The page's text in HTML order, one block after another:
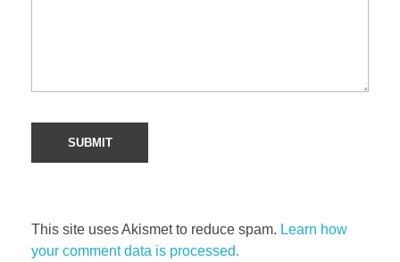
This site uses Akismet to reduce spam. Learn how
your comment data is processed.